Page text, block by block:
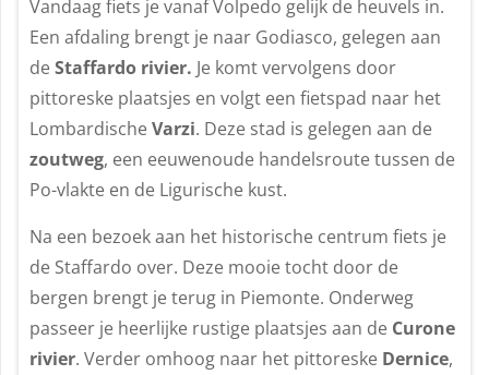
Vandaag fiets je vanaf Volpedo gelijk de heuvels in.
Een afdaling brengt je naar Godiasco, gelegen aan
deStaffardo rivier. Je komt vervolgens door
pittoreske plaatsjes en volgt een fietspad naar het
LombardischeVarzi. Deze stad is gelegen aan de
zoutweg, een eeuwenoude handelsroute tussen de
Po-vlakte en de Ligurische kust.
Na een bezoek aan het historische centrum fiets je
de Staffardo over. Deze mooie tocht door de
bergen brengt je terug in Piemonte. Onderweg
passeer je heerlijke rustige plaatsjes aan de Curone
rivier. Verder omhoog naar het pittoreske Dernice,